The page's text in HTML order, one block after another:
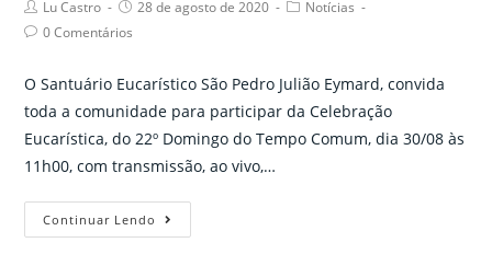
Post
author:
Lu Castro
Post
published:
28 de agosto de 2020
PostNotícias
Post0 Comentários
O Santuário Eucarístico São Pedro Julião Eymard, convida
toda a comunidade para participar da Celebração
Eucarística, do 22º Domingo do Tempo Comum, dia 30/08 às
11h00, com transmissão, ao vivo,…
Continuar Lendo
Missa